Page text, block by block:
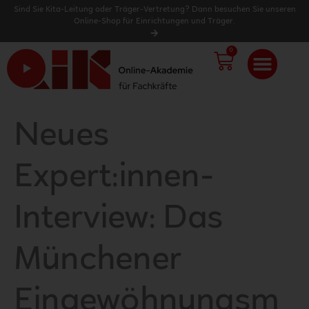
Sind Sie Kita-Leitung oder Träger-Vertretung? Dann besuchen Sie unseren
Online-Shop für Einrichtungen und Träger.
0
Neues
Expert:innen-
Interview: Das
Münchener